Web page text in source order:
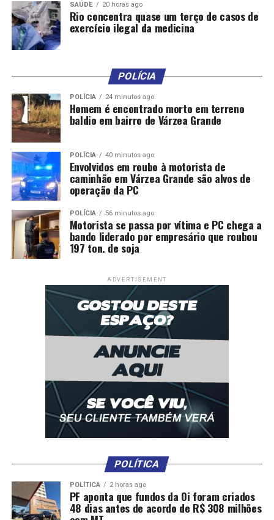
SAÚDE 20 horas ago
Rio concentra quase um terço de casos de
exercício ilegal da medicina
POLÍCIA
POLÍCIA 24 minutos ago
Homem é encontrado morto em terreno
baldio em bairro de Várzea Grande
POLÍCIA 40 minutos ago
Envolvidos em roubo à motorista de
caminhão em Várzea Grande são alvos de
operação da PC
POLÍCIA 56 minutos ago
Motorista se passa por vítima e PC chega a
bando liderado por empresário que roubou
197 ton. de soja
ADVERTISEMENT
POLÍTICA
POLÍTICA 2 horas ago
PF aponta que fundos da Oi foram criados
48 dias antes de acordo de R$ 308 milhões